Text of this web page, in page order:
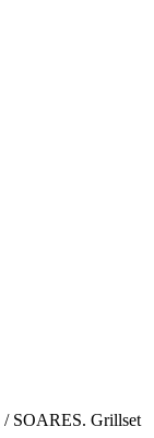
/ SOARES. Grillset